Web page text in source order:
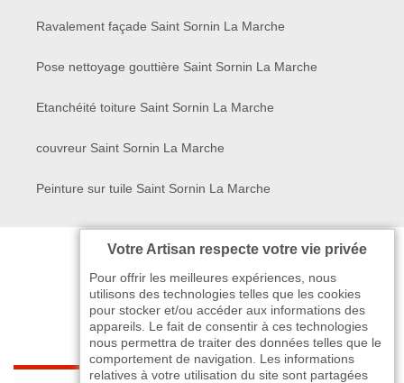
Ravalement façade Saint Sornin La Marche
Pose nettoyage gouttière Saint Sornin La Marche
Etanchéité toiture Saint Sornin La Marche
couvreur Saint Sornin La Marche
Peinture sur tuile Saint Sornin La Marche
Votre Artisan respecte votre vie privée
Pour offrir les meilleures expériences, nous
utilisons des technologies telles que les cookies
pour stocker et/ou accéder aux informations des
appareils. Le fait de consentir à ces technologies
nous permettra de traiter des données telles que le
comportement de navigation. Les informations
relatives à votre utilisation du site sont partagées